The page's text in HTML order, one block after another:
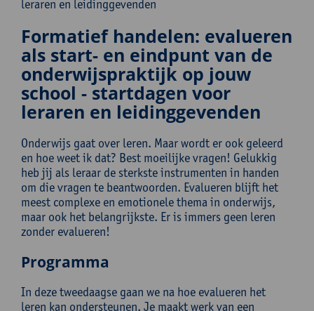
leraren en leidinggevenden
Formatief handelen: evalueren
als start- en eindpunt van de
onderwijspraktijk op jouw
school - startdagen voor
leraren en leidinggevenden
Onderwijs gaat over leren. Maar wordt er ook geleerd
en hoe weet ik dat? Best moeilijke vragen! Gelukkig
heb jij als leraar de sterkste instrumenten in handen
om die vragen te beantwoorden. Evalueren blijft het
meest complexe en emotionele thema in onderwijs,
maar ook het belangrijkste. Er is immers geen leren
zonder evalueren!
Programma
In deze tweedaagse gaan we na hoe evalueren het
leren kan ondersteunen. Je maakt werk van een